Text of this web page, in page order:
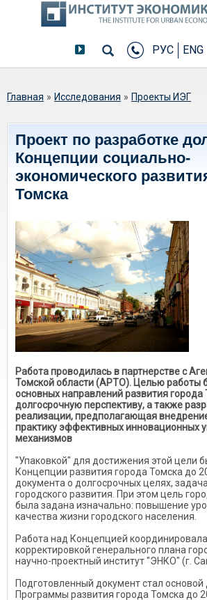
РУС ENG
Вы здесь
Главная » Исследования » Проекты ИЭГ
Проект по разработке
Концепции социально-
экономического
Томска
Работа проводилась в партнерстве с
Томской области (АРТО). Целью работы
основных направлений развития города
долгосрочную перспективу, а также
реализации, предполагающая
практику эффективных инновационных
механизмов
"Упаковкой" для достижения этой цели
Концепции развития города Томска до
документа о долгосрочных целях,
городского развития. При этом цель
была задана изначально: повышение
качества жизни городского населения.
Работа над Концепцией
корректировкой генерального плана
научно-проектный институт "ЭНКО" (г.
Подготовленный документ стал основой
Программы развития города Томска до